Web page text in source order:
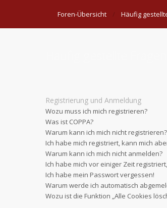
Foren-Übersicht Häufig
Registrierung und Anmeldung
Wozu muss ich mich registrieren?
Was ist COPPA?
Warum kann ich mich nicht registrieren?
Ich habe mich registriert, kann mich
Warum kann ich mich nicht anmelden?
Ich habe mich vor einiger Zeit
Ich habe mein Passwort vergessen!
Warum werde ich automatisch
Wozu ist die Funktion „Alle Cookies